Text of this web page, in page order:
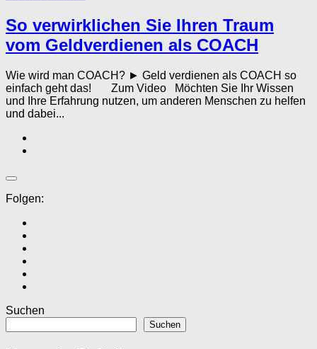
So verwirklichen Sie Ihren Traum
vom Geldverdienen als COACH
Wie wird man COACH? ► Geld verdienen als COACH so
einfach geht das! Zum Video Möchten Sie Ihr Wissen
und Ihre Erfahrung nutzen, um anderen Menschen zu helfen
und dabei...
Folgen:
Suchen
Suchen